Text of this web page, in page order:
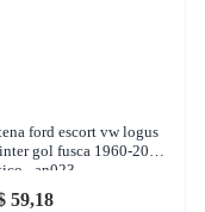
ford escort vw logus
gol fusca 1960-2016
- an023
59,18